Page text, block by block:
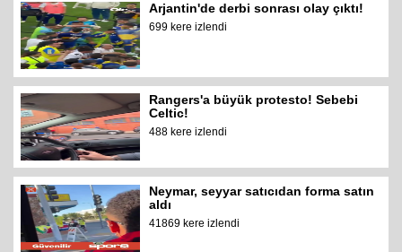
Arjantin'de derbi sonrası olay çıktı!
699 kere izlendi
Rangers'a büyük protesto! Sebebi
Celtic!
488 kere izlendi
Neymar, seyyar satıcıdan forma satın
aldı
41869 kere izlendi